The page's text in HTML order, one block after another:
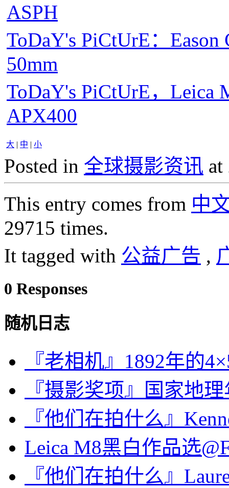
ASPH
ToDaY's PiCtUrE：
50mm
ToDaY's PiCtUrE，Leica
APX400
大 | 中 | 小
Posted in 全球摄影资讯 at
This entry comes from 中
29715 times.
It tagged with 公益广告 ,
0 Responses
随机日志
『老相机』1892年的
『摄影奖项』国家地
『他们在拍什么』
Leica M8黑白作品选
『他们在拍什么』